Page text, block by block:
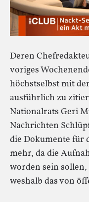
Deren
voriges
höchstselbst mit
ausführlich zu
Nationalrats Geri
Nachrichten
die Dokumente für
mehr, da die
worden sein
weshalb das von